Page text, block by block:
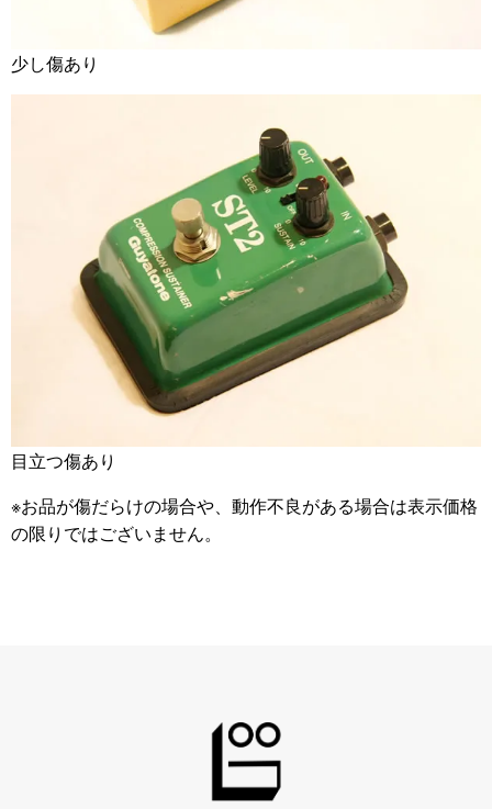
少し傷あり
目立つ傷あり
※お品が傷だらけの場合や、動作不良がある場合は表示価格
の限りではございません。